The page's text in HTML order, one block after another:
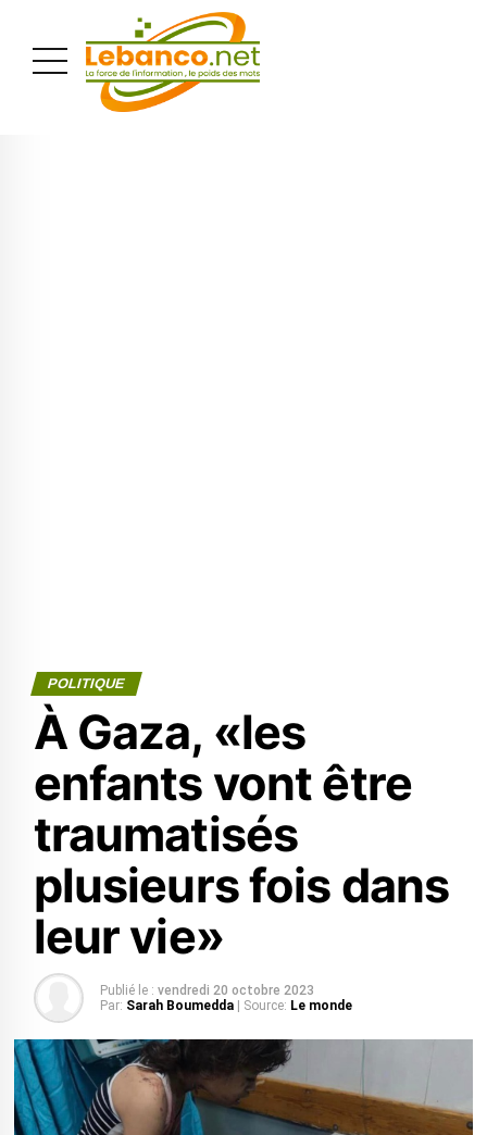
POLITIQUE
À Gaza, «les
enfants vont être
traumatisés
plusieurs fois dans
leur vie»
Publié le : vendredi 20 octobre 2023
Par: Sarah Boumedda | Source: Le monde